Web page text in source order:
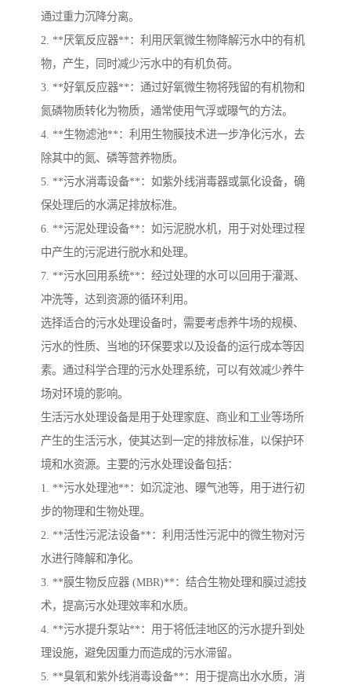
通过重力沉降分离。
2. **厌氧反应器**：利用厌氧微生物降解污水中的有机
物，产生，同时减少污水中的有机负荷。
3. **好氧反应器**：通过好氧微生物将残留的有机物和
氮磷物质转化为物质，通常使用气浮或曝气的方法。
4. **生物滤池**：利用生物膜技术进一步净化污水，去
除其中的氮、磷等营养物质。
5. **污水消毒设备**：如紫外线消毒器或氯化设备，确
保处理后的水满足排放标准。
6. **污泥处理设备**：如污泥脱水机，用于对处理过程
中产生的污泥进行脱水和处理。
7. **污水回用系统**：经过处理的水可以回用于灌溉、
冲洗等，达到资源的循环利用。
选择适合的污水处理设备时，需要考虑养牛场的规模、
污水的性质、当地的环保要求以及设备的运行成本等因
素。通过科学合理的污水处理系统，可以有效减少养牛
场对环境的影响。
生活污水处理设备是用于处理家庭、商业和工业等场所
产生的生活污水，使其达到一定的排放标准，以保护环
境和水资源。主要的污水处理设备包括：
1. **污水处理池**：如沉淀池、曝气池等，用于进行初
步的物理和生物处理。
2. **活性污泥法设备**：利用活性污泥中的微生物对污
水进行降解和净化。
3. **膜生物反应器 (MBR)**：结合生物处理和膜过滤技
术，提高污水处理效率和水质。
4. **污水提升泵站**：用于将低洼地区的污水提升到处
理设施，避免因重力而造成的污水滞留。
5. **臭氧和紫外线消毒设备**：用于提高出水水质，消